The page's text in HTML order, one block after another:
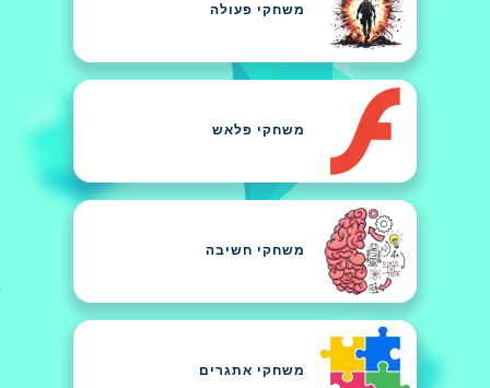
משחקי פעולה
משחקי פלאש
משחקי חשיבה
משחקי אתגרים